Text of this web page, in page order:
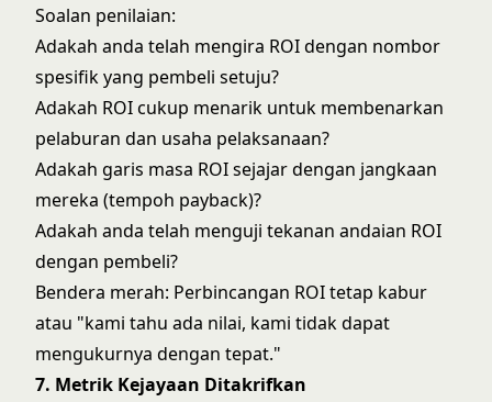
Soalan penilaian:
Adakah anda telah mengira ROI dengan nombor
spesifik yang pembeli setuju?
Adakah ROI cukup menarik untuk membenarkan
pelaburan dan usaha pelaksanaan?
Adakah garis masa ROI sejajar dengan jangkaan
mereka (tempoh payback)?
Adakah anda telah menguji tekanan andaian ROI
dengan pembeli?
Bendera merah: Perbincangan ROI tetap kabur
atau "kami tahu ada nilai, kami tidak dapat
mengukurnya dengan tepat."
7. Metrik Kejayaan Ditakrifkan